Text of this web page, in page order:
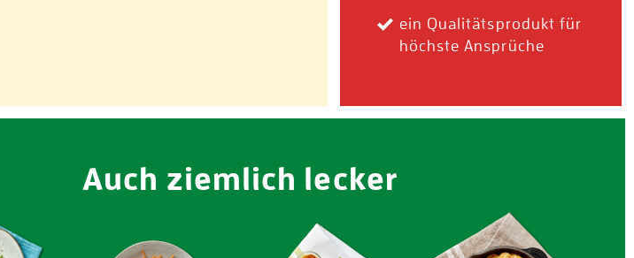
ein Qualitätsprodukt für
höchste Ansprüche
Auch ziemlich lecker